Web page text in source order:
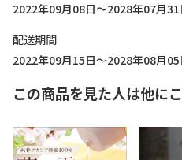
2022年09月08日～2028年07月31
配送期間
2022年09月15日～2028年08月05
この商品を見た人は他に